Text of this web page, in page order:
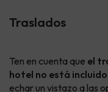
Traslados
Ten en cuenta que el
hotel no está
echar un vistazo a las